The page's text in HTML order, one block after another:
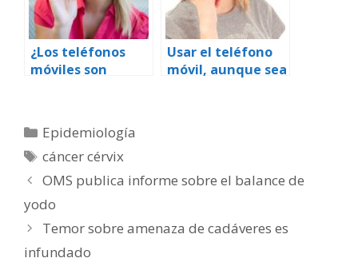
¿Los teléfonos
móviles son
Usar el teléfono
móvil, aunque sea
Categorías
Epidemiología
Etiquetas
cáncer cérvix
OMS publica informe sobre el balance de
yodo
Temor sobre amenaza de cadáveres es
infundado